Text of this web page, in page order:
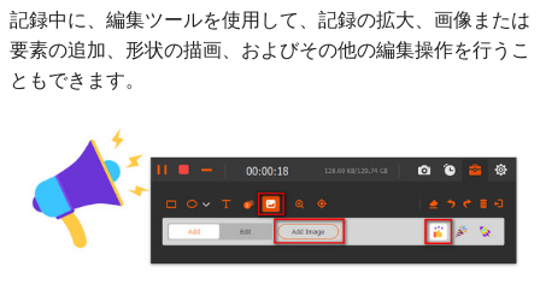
記録中に、編集ツールを使用して、記録の拡大、画像または
要素の追加、形状の描画、およびその他の編集操作を行うこ
ともできます。